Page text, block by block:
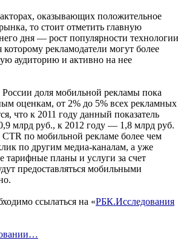
оказывающих положительное
то стоит отметить главную
дня — рост популярности технологии
которому рекламодатели могут более
аудиторию и активно на нее
доля мобильной рекламы пока
оценкам, от 2% до 5% всех рекламных
что к 2011 году данный показатель
млрд руб., к 2012 году — 1,8 млрд руб.
по мобильной рекламе более чем
по другим медиа-каналам, а уже
тарифные планы и услуги за счет
предоставляться мобильными
ссылаться на «РБК.Исследования